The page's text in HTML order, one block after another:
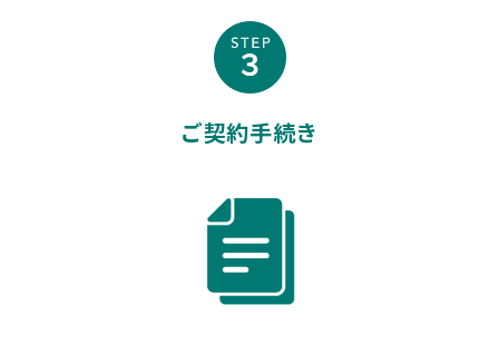
ご契約手続き